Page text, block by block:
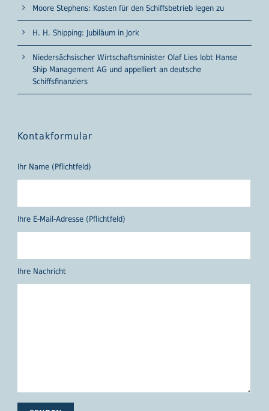
Moore Stephens: Kosten für den Schiffsbetrieb legen zu
H. H. Shipping: Jubiläum in Jork
Niedersächsischer Wirtschaftsminister Olaf Lies lobt Hanse
Ship Management AG und appelliert an deutsche
Schiffsfinanziers
Kontakformular
Ihr Name (Pflichtfeld)
Ihre E-Mail-Adresse (Pflichtfeld)
Ihre Nachricht